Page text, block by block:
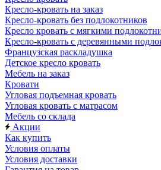
Кресло-кровать на заказ
Кресло-кровать без подлокотников
Кресло кровать с мягкими
Кресло-кровать с деревянными
Французская раскладушка
Детское кресло кровать
Мебель на заказ
Кровати
Угловая подъемная кровать
Угловая кровать с матрасом
Мебель со склада
Акции
Как купить
Условия оплаты
Условия доставки